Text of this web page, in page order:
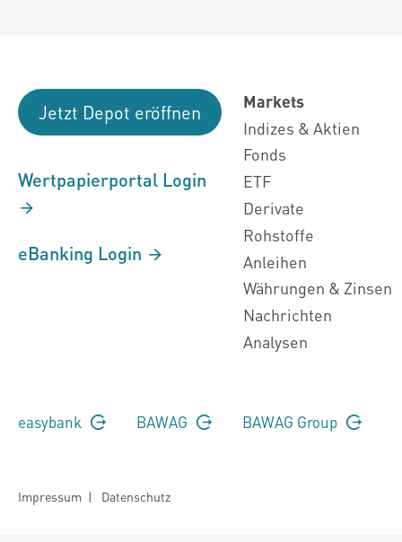
Jetzt Depot eröffnen
Wertpapierportal Login
eBanking Login
Markets
Indizes & Aktien
Fonds
ETF
Derivate
Rohstoffe
Anleihen
Währungen & Zinsen
Nachrichten
Analysen
easybank BAWAG BAWAG Group
Impressum | Datenschutz